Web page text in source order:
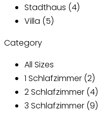
Stadthaus (4)
Villa (5)
Category
All Sizes
1 Schlafzimmer (2)
2 Schlafzimmer (4)
3 Schlafzimmer (9)